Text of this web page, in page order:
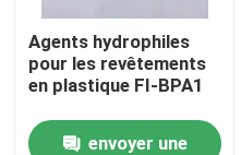
Contrôle de qualité
Nous contacter
Agents hydrophiles
pour les revêtements
en plastique FI-BPA1
envoyer une